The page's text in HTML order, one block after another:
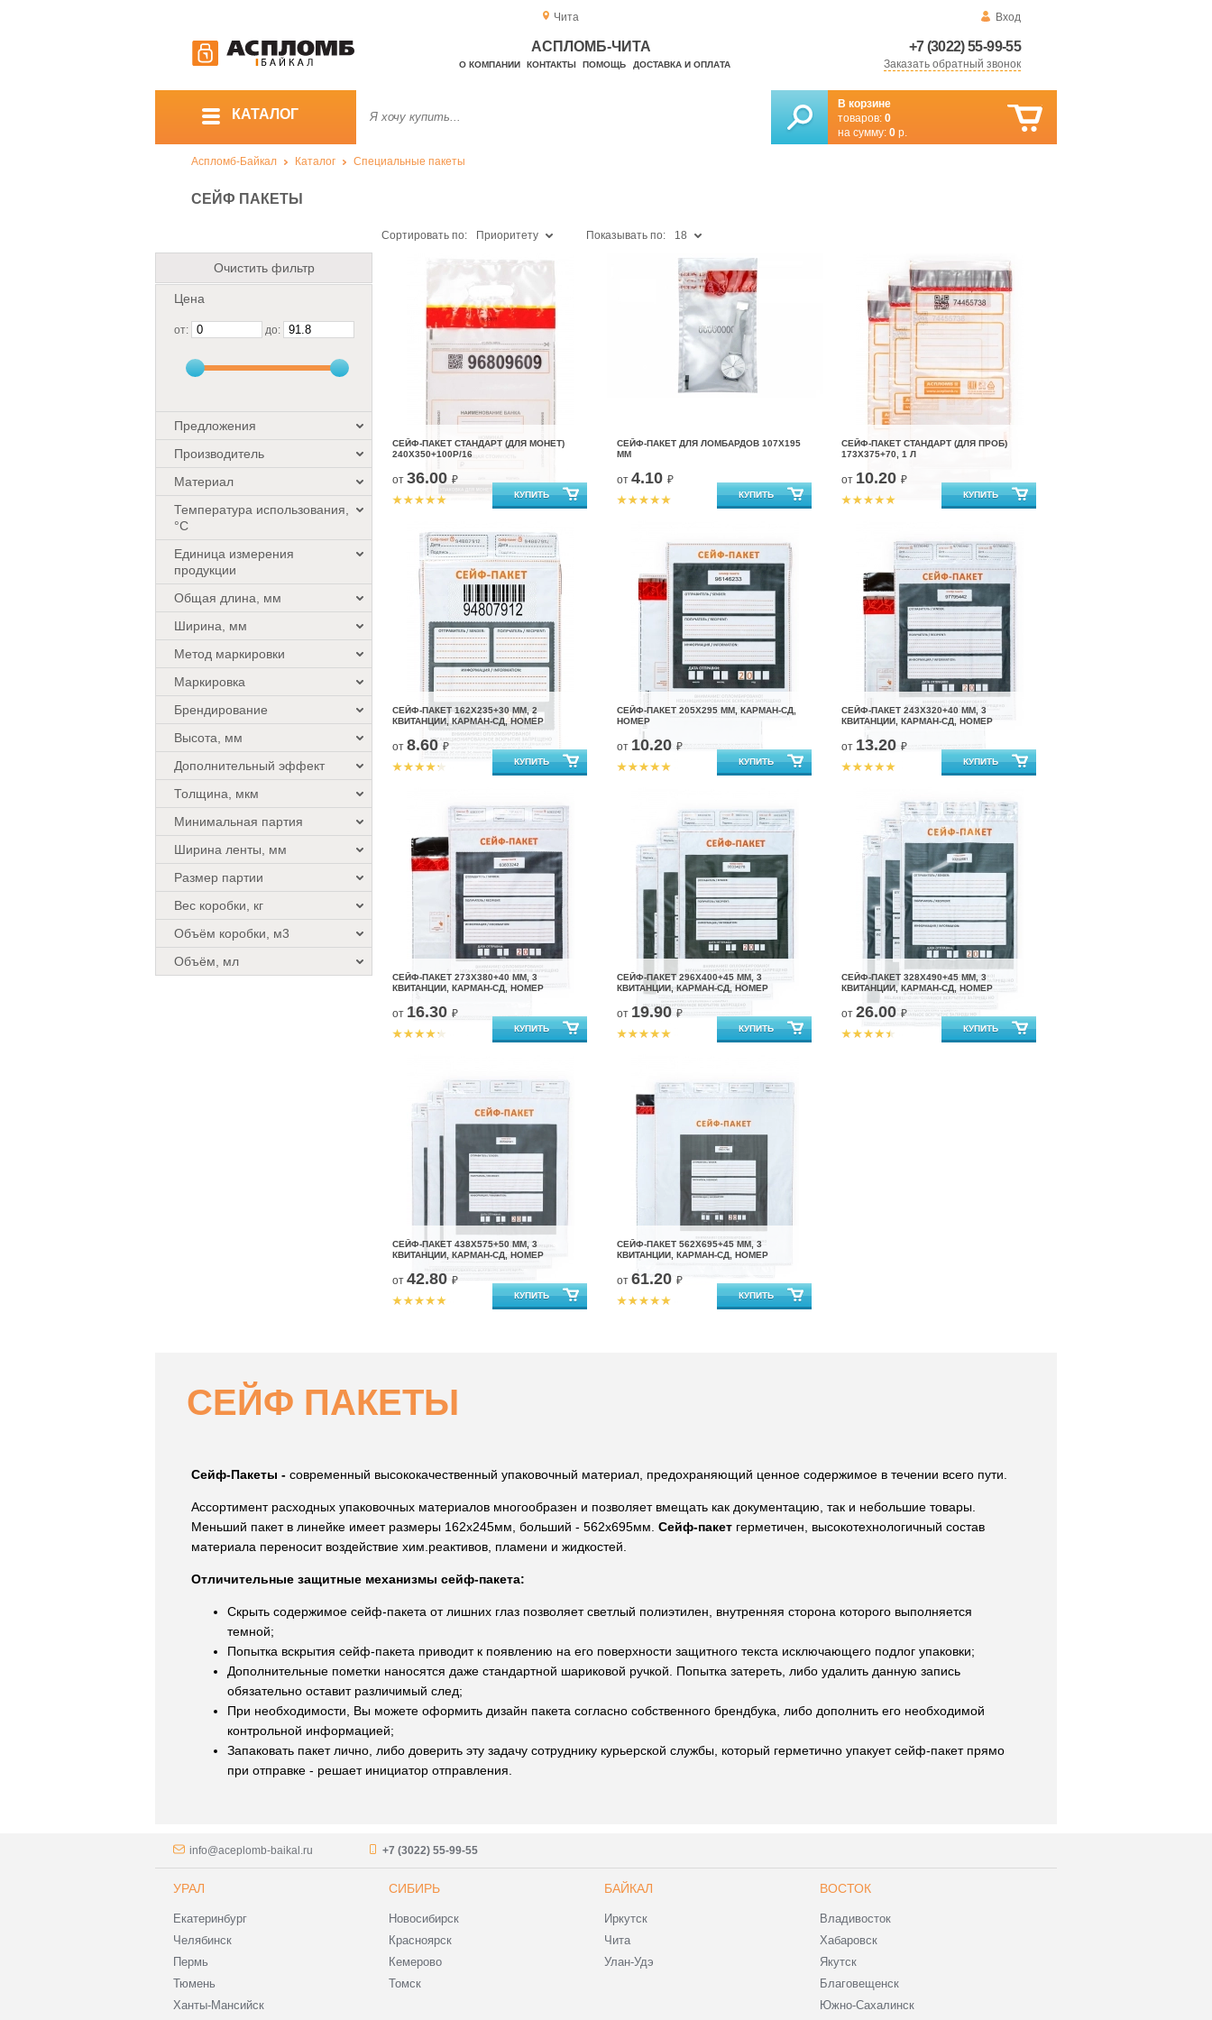
Чита Вход
+7 (3022) 55-99-55
Заказать обратный звонок
АСПЛОМБ-ЧИТА
О КОМПАНИИ КОНТАКТЫ ПОМОЩЬ ДОСТАВКА И ОПЛАТА
КАТАЛОГ
В корзине
товаров: 0
на сумму: 0 р.
Аспломб-Байкал Каталог Специальные пакеты
СЕЙФ ПАКЕТЫ
Очистить фильтр
Цена
от: до:
Предложения
Производитель
Материал
Температура использования,
°C
Единица измерения
продукции
Общая длина, мм
Ширина, мм
Метод маркировки
Маркировка
Брендирование
Высота, мм
Дополнительный эффект
Толщина, мкм
Минимальная партия
Ширина ленты, мм
Размер партии
Вес коробки, кг
Объём коробки, м3
Объём, мл
Сортировать по: Приоритету Показывать по: 18
СЕЙФ-ПАКЕТ CТАНДАРТ (ДЛЯ МОНЕТ)
240X350+100Р/16
от 36.00 ₽
СЕЙФ-ПАКЕТ ДЛЯ ЛОМБАРДОВ 107X195
ММ
от 4.10 ₽
СЕЙФ-ПАКЕТ СТАНДАРТ (ДЛЯ ПРОБ)
173X375+70, 1 Л
от 10.20 ₽
СЕЙФ-ПАКЕТ 162Х235+30 ММ, 2
КВИТАНЦИИ, КАРМАН-СД, НОМЕР
от 8.60₽
СЕЙФ-ПАКЕТ 205Х295 ММ, КАРМАН-СД,
НОМЕР
от 10.20 ₽
СЕЙФ-ПАКЕТ 243Х320+40 ММ, 3
КВИТАНЦИИ, КАРМАН-СД, НОМЕР
от 13.20 ₽
СЕЙФ-ПАКЕТ 273Х380+40 ММ, 3
КВИТАНЦИИ, КАРМАН-СД, НОМЕР
от 16.30 ₽
СЕЙФ-ПАКЕТ 296Х400+45 ММ, 3
КВИТАНЦИИ, КАРМАН-СД, НОМЕР
от 19.90₽
СЕЙФ-ПАКЕТ 328Х490+45 ММ, 3
КВИТАНЦИИ, КАРМАН-СД, НОМЕР
от 26.00 ₽
СЕЙФ-ПАКЕТ 438Х575+50 ММ, 3
КВИТАНЦИИ, КАРМАН-СД, НОМЕР
от 42.80 ₽
СЕЙФ-ПАКЕТ 562Х695+45 ММ, 3
КВИТАНЦИИ, КАРМАН-СД, НОМЕР
от 61.20 ₽
СЕЙФ ПАКЕТЫ
Сейф-Пакеты - современный высококачественный упаковочный материал, предохраняющий ценное содержимое в течении всего пути.
Ассортимент расходных упаковочных материалов многообразен и позволяет вмещать как документацию, так и небольшие товары.
Меньший пакет в линейке имеет размеры 162х245мм, больший - 562х695мм. Сейф-пакет герметичен, высокотехнологичный состав
материала переносит воздействие хим.реактивов, пламени и жидкостей.
Отличительные защитные механизмы сейф-пакета:
Скрыть содержимое сейф-пакета от лишних глаз позволяет светлый полиэтилен, внутренняя сторона которого выполняется
темной;
Попытка вскрытия сейф-пакета приводит к появлению на его поверхности защитного текста исключающего подлог упаковки;
Дополнительные пометки наносятся даже стандартной шариковой ручкой. Попытка затереть, либо удалить данную запись
обязательно оставит различимый след;
При необходимости, Вы можете оформить дизайн пакета согласно собственного брендбука, либо дополнить его необходимой
контрольной информацией;
Запаковать пакет лично, либо доверить эту задачу сотруднику курьерской службы, который герметично упакует сейф-пакет прямо
при отправке - решает инициатор отправления.
info@aceplomb-baikal.ru +7 (3022) 55-99-55
УРАЛ
Екатеринбург
Челябинск
Пермь
Тюмень
Ханты-Мансийск
СИБИРЬ
Новосибирск
Красноярск
Кемерово
Томск
БАЙКАЛ
Иркутск
Чита
Улан-Удэ
ВОСТОК
Владивосток
Хабаровск
Якутск
Благовещенск
Южно-Сахалинск